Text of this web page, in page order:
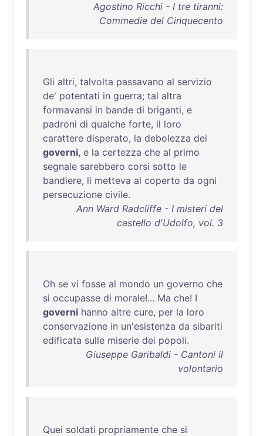
Agostino Ricchi - I tre tiranni:
Commedie del Cinquecento
Gli altri, talvolta passavano al servizio
de' potentati in guerra; tal altra
formavansi in bande di briganti, e
padroni di qualche forte, il loro
carattere disperato, la debolezza dei
governi, e la certezza che al primo
segnale sarebbero corsi sotto le
bandiere, li metteva al coperto da ogni
persecuzione civile.
Ann Ward Radcliffe - I misteri del
castello d'Udolfo, vol. 3
Oh se vi fosse al mondo un governo che
si occupasse di morale!... Ma che! I
governi hanno altre cure, per la loro
conservazione in un'esistenza da sibariti
edificata sulle miserie dei popoli.
Giuseppe Garibaldi - Cantoni il
volontario
Quei soldati propriamente che si